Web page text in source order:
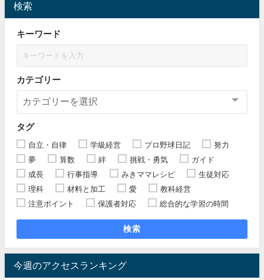
検索
キーワード
カテゴリー
タグ
自立・自律 学級経営 プロ野球日記
努力
夢
算数 絆 挑戦・勇気
ガイド
成長
行事指導 みきママレシピ
生徒対応
理科
材料と加工 愛
教科経営
注意ポイント
保護者対応 総合的な学習の時間
検索
今週のアクセスランキング